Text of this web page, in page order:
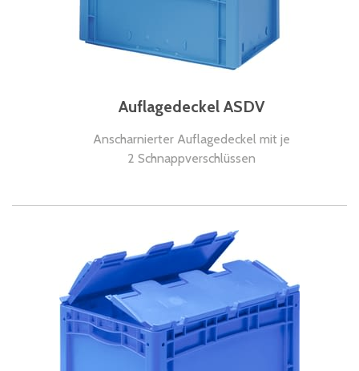
Auflagedeckel ASDV
Anscharnierter Auflagedeckel mit je
2 Schnappverschlüssen